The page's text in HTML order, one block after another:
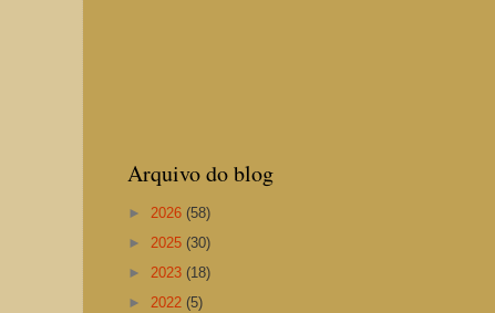
Arquivo do blog
► 2026 (58)
► 2025 (30)
► 2023 (18)
► 2022 (5)